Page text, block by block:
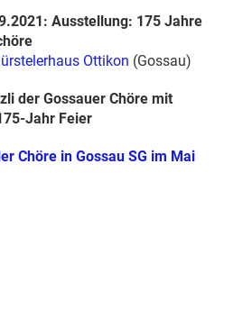
Ausstellung: 175 Jahre
Ottikon (Gossau)
der Gossauer Chöre mit
Jahr Feier
Chöre in Gossau SG im Mai